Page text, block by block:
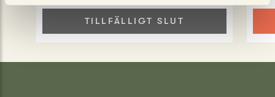
TILLFÄLLIGT SLUT